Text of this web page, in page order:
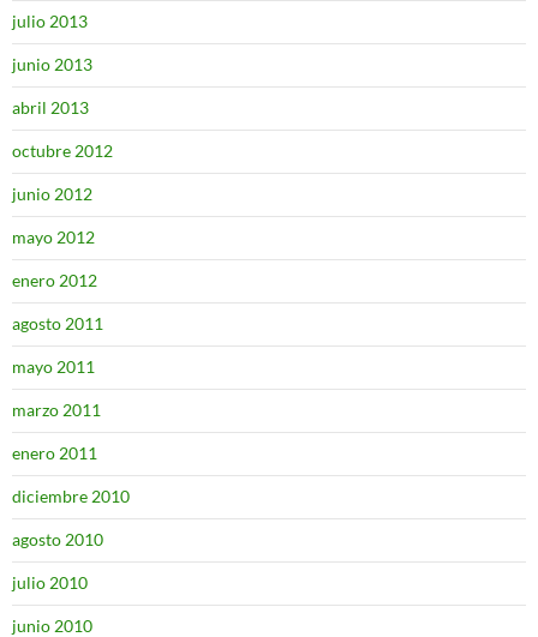
julio 2013
junio 2013
abril 2013
octubre 2012
junio 2012
mayo 2012
enero 2012
agosto 2011
mayo 2011
marzo 2011
enero 2011
diciembre 2010
agosto 2010
julio 2010
junio 2010